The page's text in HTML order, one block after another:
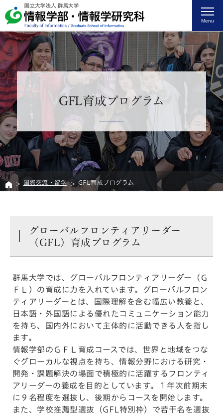
Menu
GFL育成プログラム
国際交流・留学 GFL育成プログラム
グローバルフロンティアリーダー
（GFL）育成プログラム
群馬大学では、グローバルフロンティアリーダー（Ｇ
ＦＬ）の育成に力を入れています。グローバルフロン
ティアリーダーとは、国際理解を含む幅広い教養と、
日本語・外国語による優れたコミュニケーション能力
を持ち、国内外において主体的に活動できる人を指し
ます。
情報学部のＧＦＬ育成コースでは、世界と地域をつな
ぐグローカルな視点を持ち、情報分野における研究・
開発・課題解決の場面で積極的に活躍するフロンティ
アリーダーの養成を目的としています。１年次前期末
に９名程度を選抜し、後期からコースを開始します。
また、学校推薦型選抜（GFL特別枠）で若干名を選抜